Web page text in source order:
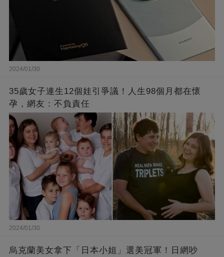
2024/01/30
35歲女子連生12個娃引爭議！人生98個月都在懷
孕，網友：不負責任
2024/01/30
烏克蘭美女拿下「日本小姐」選美冠軍！日網吵